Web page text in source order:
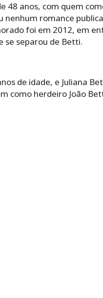
48 anos, com quem
nenhum romance
foi em 2012, em
se separou de Betti.
de idade, e Juliana
como herdeiro João